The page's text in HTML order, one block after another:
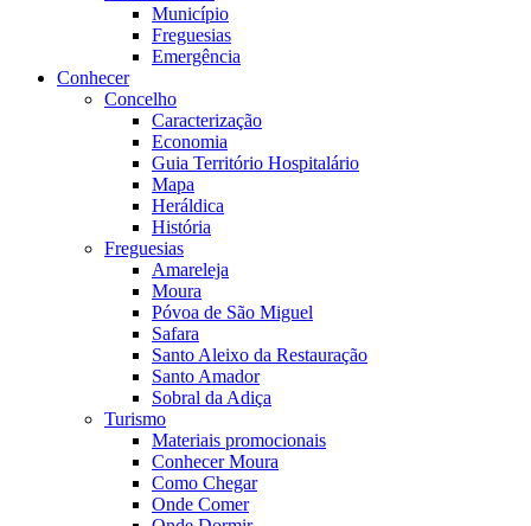
Município
Freguesias
Emergência
Conhecer
Concelho
Caracterização
Economia
Guia Território Hospitalário
Mapa
Heráldica
História
Freguesias
Amareleja
Moura
Póvoa de São Miguel
Safara
Santo Aleixo da Restauração
Santo Amador
Sobral da Adiça
Turismo
Materiais promocionais
Conhecer Moura
Como Chegar
Onde Comer